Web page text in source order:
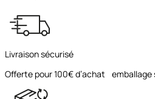
Livraison sécurisé
Offerte pour 100€ d’achat emballage